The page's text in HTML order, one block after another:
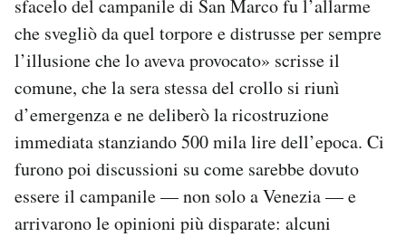
sfacelo del campanile di San Marco fu l’allarme
che svegliò da quel torpore e distrusse per sempre
l’illusione che lo aveva provocato» scrisse il
comune, che la sera stessa del crollo si riunì
d’emergenza e ne deliberò la ricostruzione
immediata stanziando 500 mila lire dell’epoca. Ci
furono poi discussioni su come sarebbe dovuto
essere il campanile — non solo a Venezia — e
arrivarono le opinioni più disparate: alcuni